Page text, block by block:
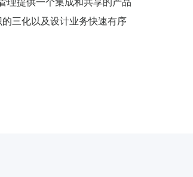
理提供一个集成和共享的产品
三化以及设计业务快速有序